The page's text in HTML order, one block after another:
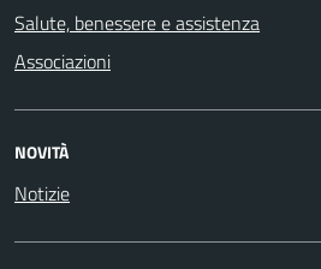
Salute, benessere e assistenza
Associazioni
NOVITÀ
Notizie